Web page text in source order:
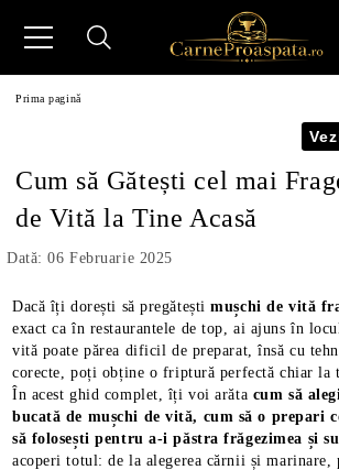
Prima pagină
Cum să Gătești cel mai
de Vită la Tine Acasă
Dată: 06 Februarie 2025
Dacă îți dorești să pregăteștimușchi de vită
exact ca în restaurantele de top, ai ajuns în
vită poate părea dificil de preparat, însă cu
corecte, poți obține o friptură perfectă chiar la
În acest ghid complet, îți voi arăta cum să
bucată de mușchi de vită, cum să o prepari
să folosești pentru a-i păstra frăgezimea și
acoperi totul: de la alegerea cărnii și marinare,